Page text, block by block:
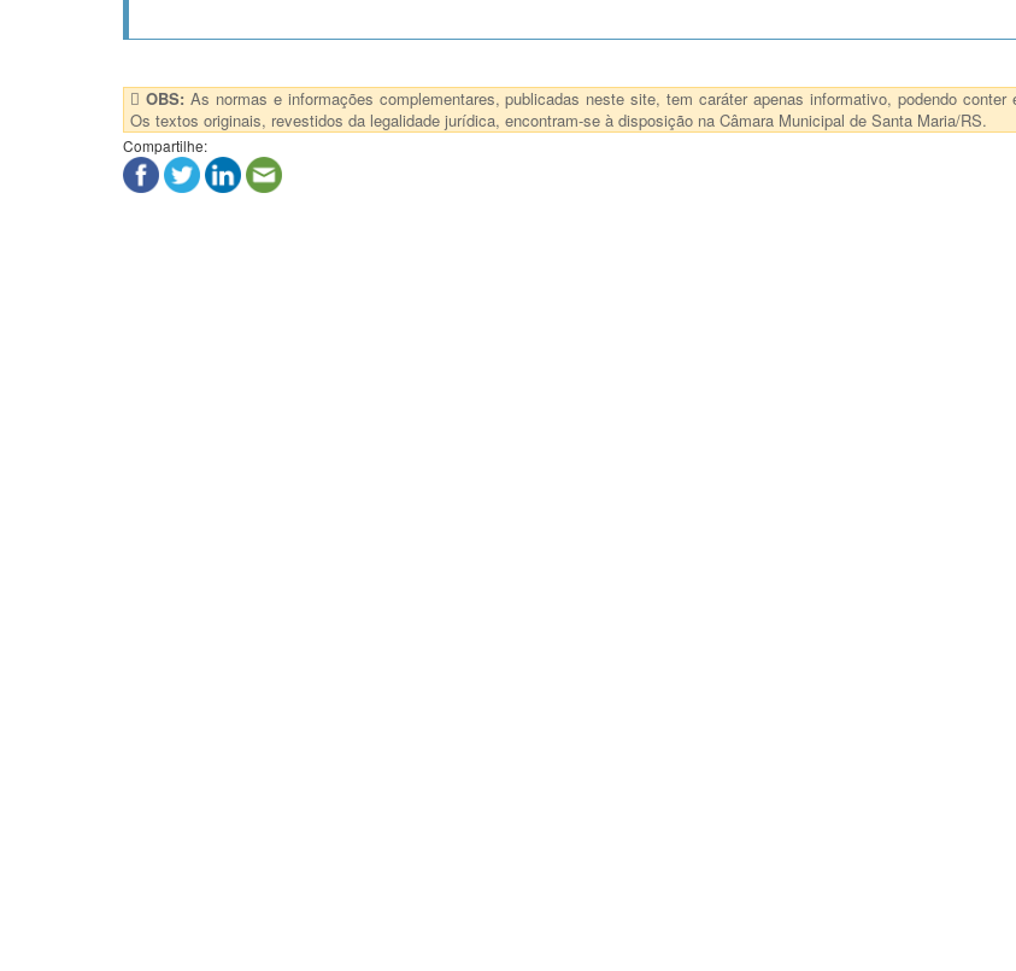
OBS: As normas e informações complementares, publicadas neste site, tem caráter apenas informativo, podendo conter
Os textos originais, revestidos da legalidade jurídica, encontram-se à disposição na Câmara Municipal de Santa Maria/RS.
Compartilhe: